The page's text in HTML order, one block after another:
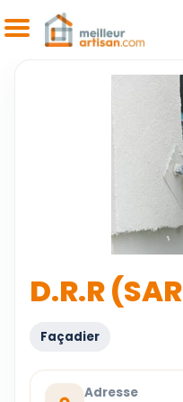
D.R.R
Façadier
Adresse